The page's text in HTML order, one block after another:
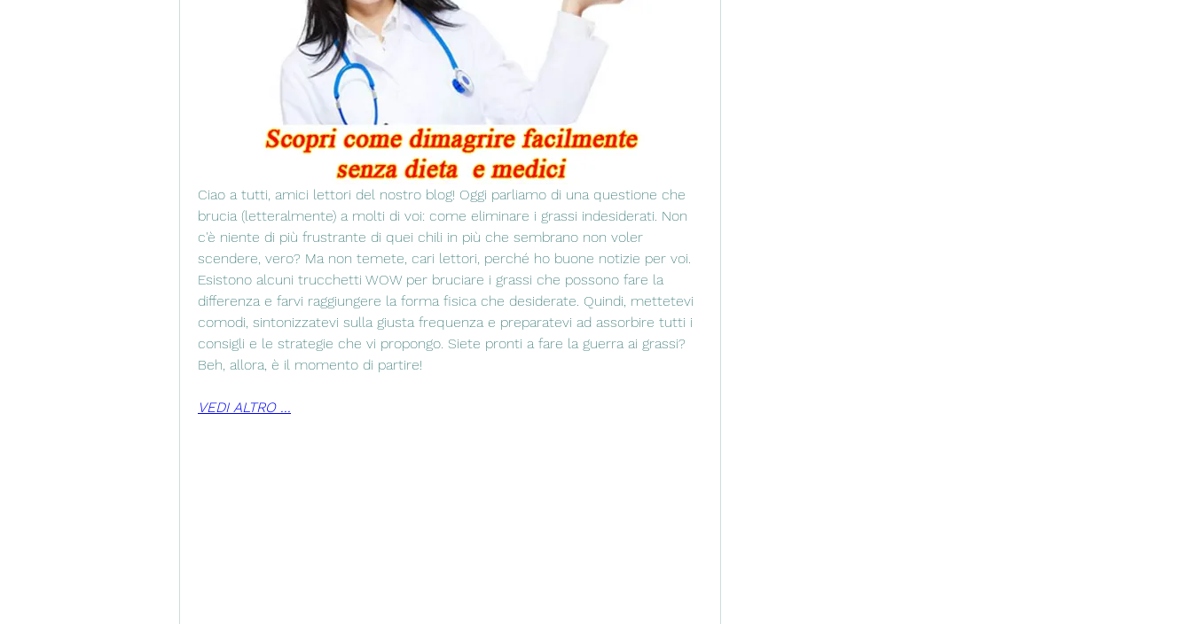
Ciao a tutti, amici lettori del nostro blog! Oggi parliamo di una questione che
brucia (letteralmente) a molti di voi: come eliminare i grassi indesiderati. Non
c'è niente di più frustrante di quei chili in più che sembrano non voler
scendere, vero? Ma non temete, cari lettori, perché ho buone notizie per voi.
Esistono alcuni trucchetti WOW per bruciare i grassi che possono fare la
differenza e farvi raggiungere la forma fisica che desiderate. Quindi, mettetevi
comodi, sintonizzatevi sulla giusta frequenza e preparatevi ad assorbire tutti i
consigli e le strategie che vi propongo. Siete pronti a fare la guerra ai grassi?
Beh, allora, è il momento di partire!
VEDI ALTRO ...